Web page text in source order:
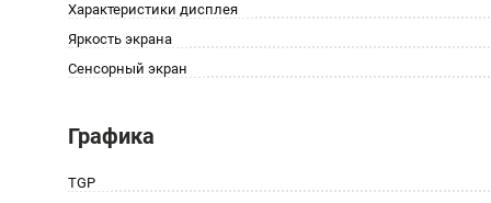
Характеристики дисплея
Яркость экрана
Сенсорный экран
Графика
TGP